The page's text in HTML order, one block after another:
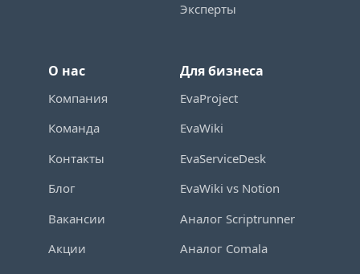
Эксперты
О нас
Компания
Команда
Контакты
Блог
Вакансии
Акции
Для бизнеса
EvaProject
EvaWiki
EvaServiceDesk
EvaWiki vs Notion
Аналог Scriptrunner
Аналог Comala